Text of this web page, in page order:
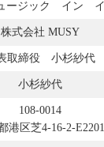
ージック イン イ
株式会社 MUSY
取締役 小杉紗代
小杉紗代
108-0014
港区芝4-16-2-E2201